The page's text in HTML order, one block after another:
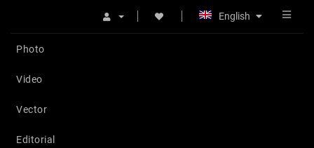
English
Photo
Video
Vector
Editorial